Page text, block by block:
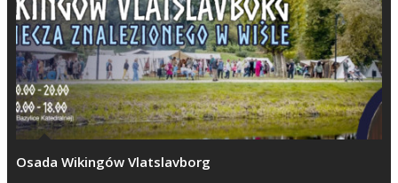
Osada Wikingów Vlatslavborg